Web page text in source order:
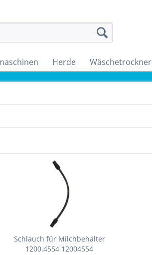
Herde Wäschetrockner
Schlauch für Milchbehälter
1200.4554 12004554